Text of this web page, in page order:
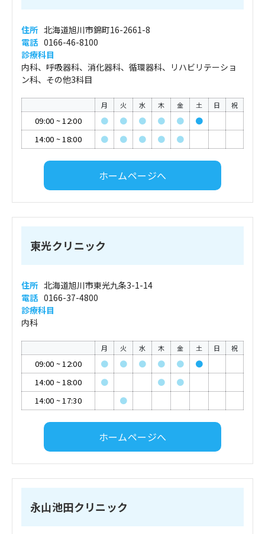
住所 北海道旭川市錦町16-2661-8
電話 0166-46-8100
診療科目
内科、呼吸器科、消化器科、循環器科、リハビリテーショ
ン科、その他3科目
月 火 水 木 金 土 日 祝
09:00 ~12:00 ● ● ● ● ●
●
14:00 ~18:00 ● ● ● ● ●
ホームページへ
東光クリニック
住所 北海道旭川市東光九条3-1-14
電話 0166-37-4800
診療科目
内科
月 火 水 木 金 土 日 祝
09:00 ~12:00 ● ● ● ● ●
●
14:00 ~18:00 ● ●
●
14:00 ~17:30 ●
ホームページへ
永山池田クリニック